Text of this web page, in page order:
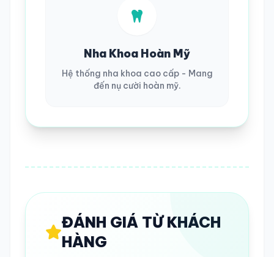
Nha Khoa Hoàn Mỹ
Hệ thống nha khoa cao cấp - Mang
đến nụ cười hoàn mỹ.
ĐÁNH GIÁ TỪ KHÁCH
HÀNG